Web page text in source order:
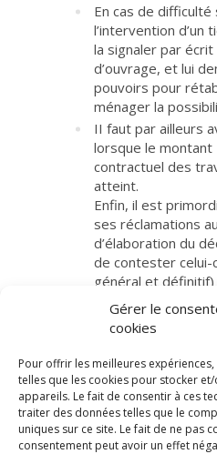
Gérer le
cookies
Pour offrir les meilleures
telles que les cookies pour stocker
appareils. Le fait de consentir à ces
traiter des données telles que le
uniques sur ce site. Le fait de ne pas
consentement peut avoir un effet
En cas de
l’intervention d’un
la signaler par
d’ouvrage, et lui
pouvoirs pour
ménager la
II faut par ailleurs
lorsque le montant
contractuel des
atteint.
Enfin, il est
ses réclamations
d’élaboration du
de contester celui-
général et